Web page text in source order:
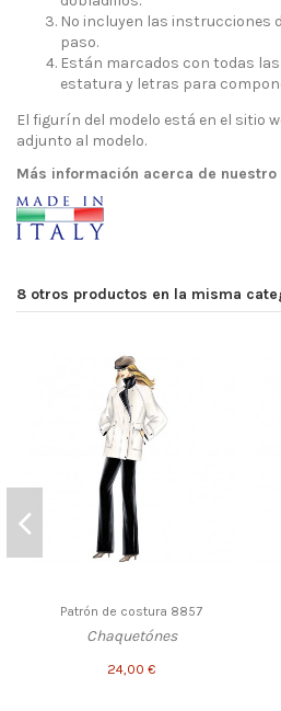
No incluyen las instrucciones
paso.
Están marcados con todas
estatura y letras para
El figurín del modelo está en el sitio
adjunto al modelo.
Más información acerca de nuestro
8 otros productos en la misma
Patrón de costura 8857
Chaquetónes
24,00 €